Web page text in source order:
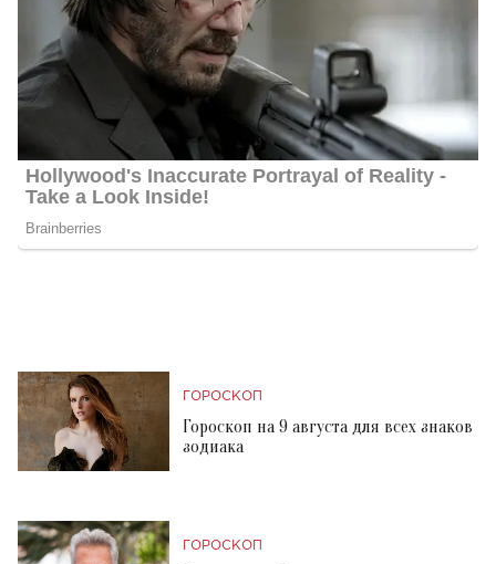
ГОРОСКОП
Гороскоп на 9 августа для всех знаков
зодиака
ГОРОСКОП